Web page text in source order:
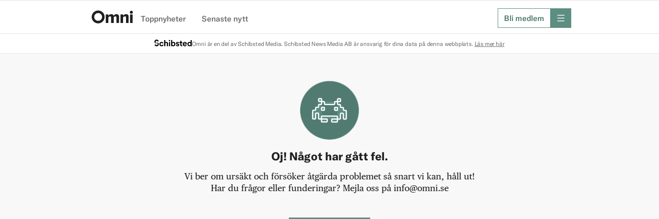
Toppnyheter Senaste nytt Bli medlem meny
Omni är en del av Schibsted Media. Schibsted News Media AB är ansvarig för dina data på denna webbplats. Läs mer här
Oj! Något har gått fel.
Vi ber om ursäkt och försöker åtgärda problemet så snart vi kan, håll ut!
Har du frågor eller funderingar? Mejla oss på info@omni.se